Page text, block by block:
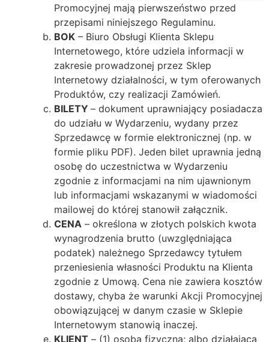
Promocyjnej mają pierwszeństwo przed
przepisami niniejszego Regulaminu.
BOK – Biuro Obsługi Klienta Sklepu
Internetowego, które udziela informacji w
zakresie prowadzonej przez Sklep
Internetowy działalności, w tym oferowanych
Produktów, czy realizacji Zamówień.
BILETY – dokument uprawniający posiadacza
do udziału w Wydarzeniu, wydany przez
Sprzedawcę w formie elektronicznej (np. w
formie pliku PDF). Jeden bilet uprawnia jedną
osobę do uczestnictwa w Wydarzeniu
zgodnie z informacjami na nim ujawnionym
lub informacjami wskazanymi w wiadomości
mailowej do której stanowił załącznik.
CENA – określona w złotych polskich kwota
wynagrodzenia brutto (uwzględniająca
podatek) należnego Sprzedawcy tytułem
przeniesienia własności Produktu na Klienta
zgodnie z Umową. Cena nie zawiera kosztów
dostawy, chyba że warunki Akcji Promocyjnej
obowiązującej w danym czasie w Sklepie
Internetowym stanowią inaczej.
KLIENT – (1) osoba fizyczna; albo działająca